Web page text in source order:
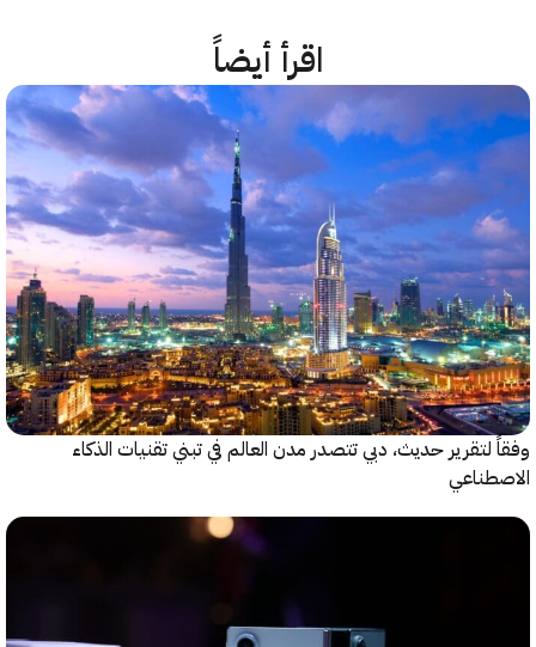
اقرأ أيضاً
حديث، دبي تتصدر مدن العالم في تبني تقنيات الذكاء